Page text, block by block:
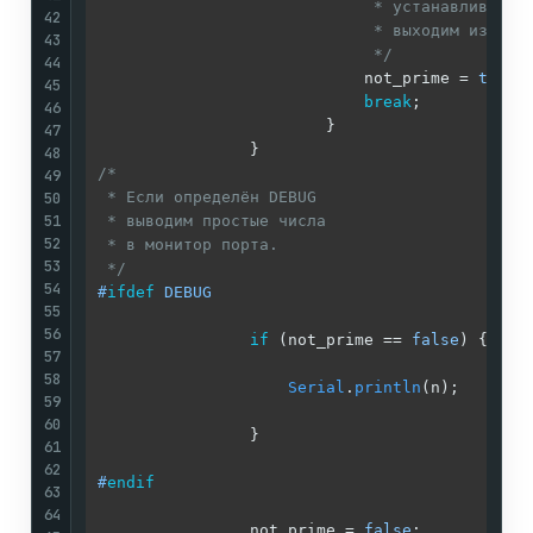
42
43
44
45
46
47
48
49
50
51
52
53
54
55
56
57
58
59
60
61
62
63
64
* устанавливаем
* выходим из
                             */
                            not_prime =
true
break ;
                        }
/*
* Если определён DEBUG
* выводим простые числа
* в монитор порта.
*/
#ifdef DEBUG
if (not_prime == false ) {
Serial . println (n);
                }
#endif